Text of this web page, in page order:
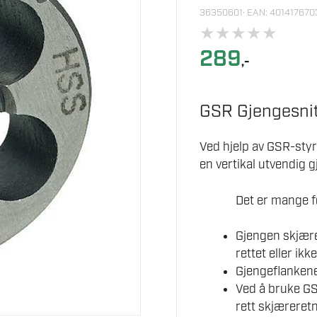
36350601· EAN:
★★★★★
289,-
GSR
Ved hjelp av GSR-
en vertikal utvendig
Det er mange
Gjengen
rettet eller ikke
Ved å bruke
rett